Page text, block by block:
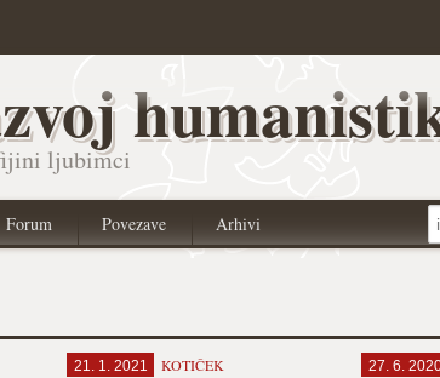
ljubimci
Forum Povezave Arhivi
21. 1. 2021 KOTIČEK 27. 6.